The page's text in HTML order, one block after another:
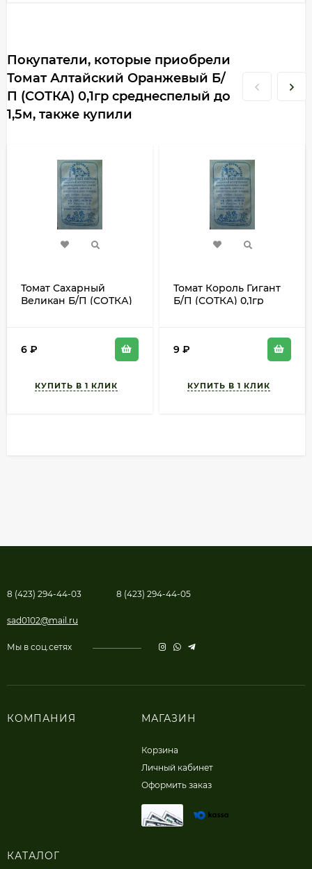
Покупатели, которые приобрели
Томат Алтайский Оранжевый Б/
П (СОТКА) 0,1гр среднеспелый до
1,5м, также купили
Томат Сахарный
Великан Б/П (СОТКА)
6 ₽
Томат Король Гигант
Б/П (СОТКА) 0,1гр
9 ₽
8 (423) 294-44-03 8 (423) 294-44-05
sad0102@mail.ru
Мы в соц.сетях
КОМПАНИЯ МАГАЗИН
Корзина
Личный кабинет
Оформить заказ
КАТАЛОГ